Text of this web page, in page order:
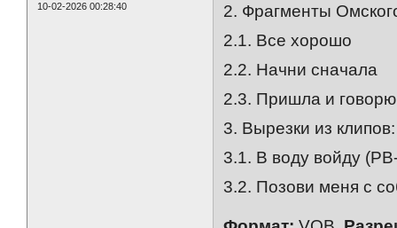
10-02-2026 00:28:40
2. Фрагменты
2.1. Все хорошо
2.2. Начни сначала
2.3. Пришла и говорю
3. Вырезки из клипов:
3.1. В воду войду
3.2. Позови меня с